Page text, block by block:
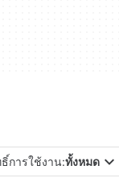
การใช้งาน:ทั้งหมด